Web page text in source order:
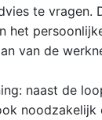
te vragen.
het
van de
naast de
noodzakelijk